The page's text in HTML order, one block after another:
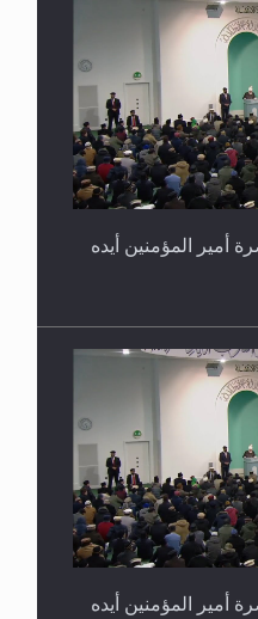
أمير المؤمنين أيده
أمير المؤمنين أيده